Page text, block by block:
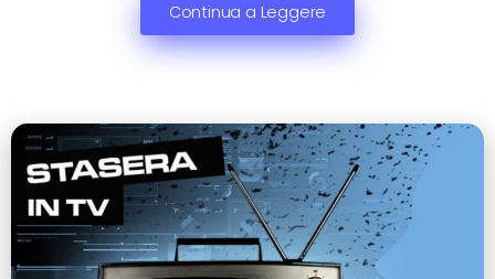
Continua a Leggere